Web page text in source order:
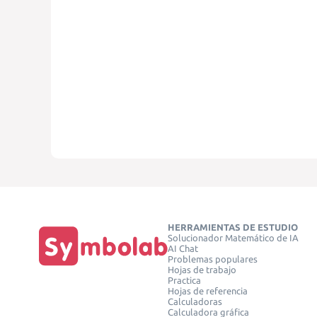
HERRAMIENTAS DE ESTUDIO
Solucionador Matemático de IA
AI Chat
Problemas populares
Hojas de trabajo
Practica
Hojas de referencia
Calculadoras
Calculadora gráfica